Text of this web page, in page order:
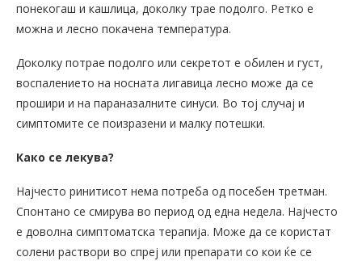
понекогаш и кашлица, доколку трае подолго. Ретко е
можна и лесно покачена температура.
Доколку потрае подолго или секретот е обилен и густ,
воспалението на носната лигавица лесно може да се
прошири и на параназалните синуси. Во тој случај и
симптомите се поизразени и малку потешки.
Како се лекува?
Најчесто ринитисот нема потреба од посебен третман.
Спонтано се смирува во период од една недела. Најчесто
е доволна симптоматска терапија. Може да се користат
солени раствори во спреј или препарати со кои ќе се